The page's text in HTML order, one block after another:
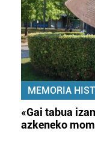
MEMORIA
«Gai tabua
azkeneko